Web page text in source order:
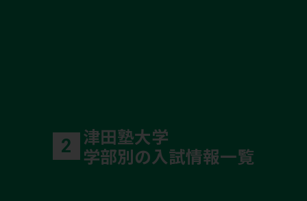
2 津田塾大学
学部別の入試情報一覧